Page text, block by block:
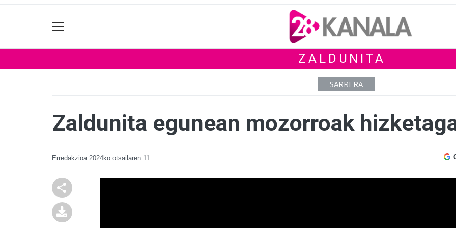
ZALDUNITA
SARRERA
Zaldunita egunean mozorroak
Erredakzioa 2024ko otsailaren 11